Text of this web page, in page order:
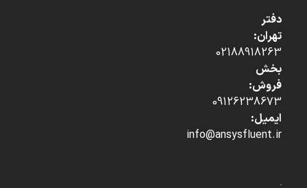
دفتر
تهران:
02188918263
بخش
فروش:
09126238673
ایمیل:
info@ansysfluent.ir